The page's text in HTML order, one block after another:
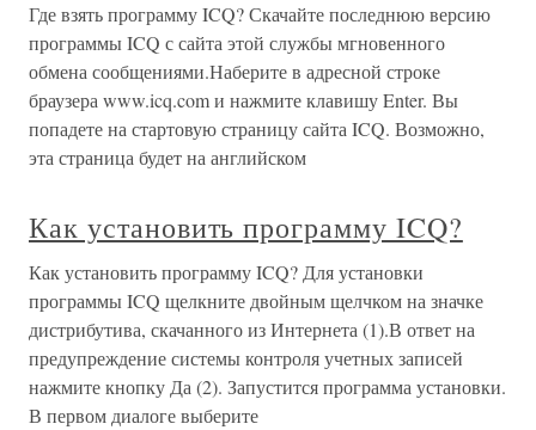
Где взять программу ICQ? Скачайте последнюю версию
программы ICQ с сайта этой службы мгновенного
обмена сообщениями.Наберите в адресной строке
браузера www.icq.com и нажмите клавишу Enter. Вы
попадете на стартовую страницу сайта ICQ. Возможно,
эта страница будет на английском
Как установить программу ICQ?
Как установить программу ICQ? Для установки
программы ICQ щелкните двойным щелчком на значке
дистрибутива, скачанного из Интернета (1).В ответ на
предупреждение системы контроля учетных записей
нажмите кнопку Да (2). Запустится программа установки.
В первом диалоге выберите